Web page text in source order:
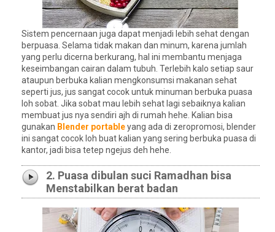
Sistem pencernaan juga dapat menjadi lebih sehat dengan
berpuasa. Selama tidak makan dan minum, karena jumlah
yang perlu dicerna berkurang, hal ini membantu menjaga
keseimbangan cairan dalam tubuh. Terlebih kalo setiap saur
ataupun berbuka kalian mengkonsumsi makanan sehat
seperti jus, jus sangat cocok untuk minuman berbuka puasa
loh sobat. Jika sobat mau lebih sehat lagi sebaiknya kalian
membuat jus nya sendiri ajh di rumah hehe. Kalian bisa
gunakan Blender portableyang ada di zeropromosi, blender
ini sangat cocok loh buat kalian yang sering berbuka puasa di
kantor, jadi bisa tetep ngejus deh hehe.
2. Puasa dibulan suci Ramadhan bisa
Menstabilkan berat badan